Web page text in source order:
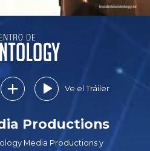
Ve el Tráiler
Productions
Media Productions y